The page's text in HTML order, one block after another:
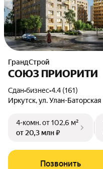
ГрандСтрой
СОЮЗ ПРИОРИТИ
Сдан•бизнес•4.4 (161)
Иркутск, ул. Улан-Баторская
4-комн.от 102,6 м²
от 20,3 млн ₽
Позвонить